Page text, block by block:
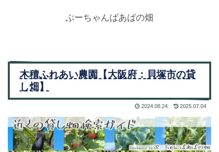
ぶーちゃんばあばの畑
木積ふれあい農園【大阪府：貝塚市の貸
し畑】
2024.08.24 2025.07.04